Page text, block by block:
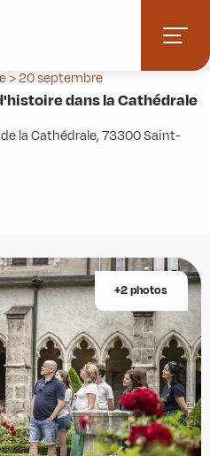
> 20 septembre
dans la Cathédrale
la Cathédrale, 73300 Saint-
+2 photos